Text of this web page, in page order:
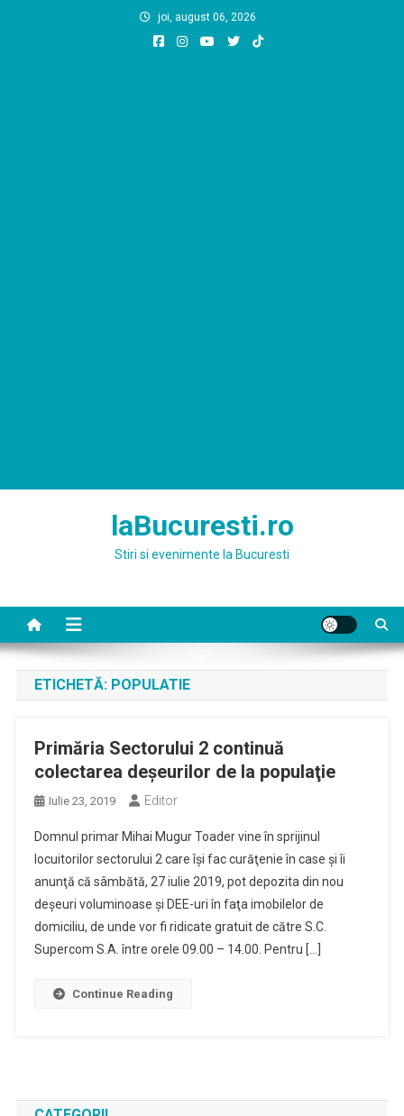
joi, august 06, 2026
laBucuresti.ro
Stiri si evenimente la Bucuresti
ETICHETĂ: POPULATIE
Primăria Sectorului 2 continuă
colectarea deşeurilor de la populaţie
Iulie 23, 2019 Editor
Domnul primar Mihai Mugur Toader vine în sprijinul
locuitorilor sectorului 2 care îşi fac curăţenie în case şi îi
anunţă că sâmbătă, 27 iulie 2019, pot depozita din nou
deşeuri voluminoase şi DEE-uri în faţa imobilelor de
domiciliu, de unde vor fi ridicate gratuit de către S.C.
Supercom S.A. între orele 09.00 – 14.00. Pentru […]
Continue Reading